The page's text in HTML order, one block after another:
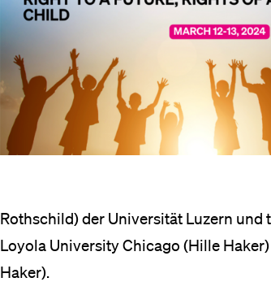
Rothschild) der Universität Luzern
Loyola University Chicago (Hille Haker)
Haker).